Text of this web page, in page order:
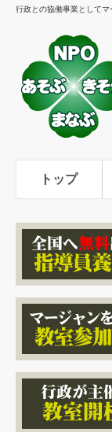
行政との協働事業として
トップ